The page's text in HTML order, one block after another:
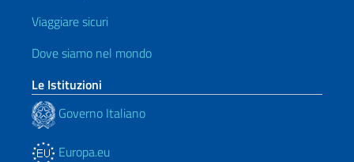
Viaggiare sicuri
Dove siamo nel mondo
Le Istituzioni
Governo Italiano
Europa.eu